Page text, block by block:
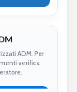
ADM. Per
verifica